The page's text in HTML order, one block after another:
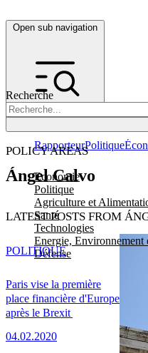
Open sub navigation
Recherche
POLICY AREAS
Economie
Politique
Agriculture et
Santé
Technologies
Energie, Environnement
Défense
RapporteurPolitique
Ángel Calvo
LATEST POSTS FROM
Paris vise la première
place financière d'Europe
après le Brexit
04.02.2020
POLITIQUE